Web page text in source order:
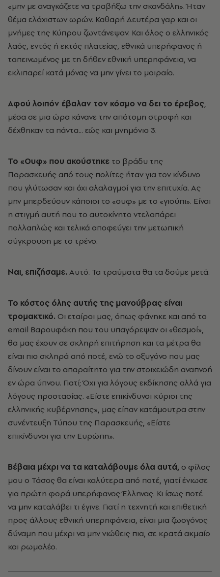
«μην με αναγκάζετε να τραβήξω την σκανδάλη». Ήταν
θέμα ελάχιστων ωρών. Καθαρή Δευτέρα γαρ και οι
μνήμες της Κύπρου ζωντάνεψαν. Και όλος ο ελληνικός
λαός, εντός ή εκτός πλατείας, εθνικά υπερήφανος ή
ταπεινωμένος με τη δήθεν εθνική υπερηφάνεια, να
εκλιπαρεί κατά μόνας να μην γίνει το μοιραίο.
Αφού λοιπόν έβαλαν τον κόσμο να δει το έρεβος,
μέσα σε μια ώρα κάνανε την απότομη στροφή και
δέχθηκαν τα πάντα... εώς και μνημόνιο 3.
Το «Ουφ» που ακούστηκε το βράδυ της
Παρασκευής από τους πολίτες ήταν για τον κίνδυνο
που γλύτωσαν και όχι αλαλαγμοί για την επιτυχία. Ας
μην μπερδεύουν κάποιοι το «ουφ» με το «γιούπι». Είναι
η στιγμή αυτή που το αυτοκίνητο ντελαπάρει
πολλαπλώς και τελικά αποφεύγει την μετωπική
σύγκρουση με το τρένο.
Ναι, επιζήσαμε. Αυτό. Τα τραύματα θα τα δούμε μετά.
Το κόστος όλης αυτής της μανούβρας είναι
τρομακτικό. Οι εταίροι μας, όπως φάνηκε και από το
email Βαρουφάκη που του υπαγόρεψαν οι «θεσμοί»,
θα μας έχουν σε σκληρή επιτήρηση και τα μέτρα θα
είναι πιο σκληρά από ποτέ, ενώ το οξυγόνο που μας
δίνουν είναι το απαραίτητο για την στοιχειώδη αναπνοή
εν ώρα ύπνου. Γιατί; Όχι για λόγους εκδίκησης αλλά για
λόγους προστασίας. «Είστε επικίνδυνοι κύριοι της
ελληνικής κυβέρνησης», μας είπαν κατάμουτρα στην
συνέντευξη Τύπου της Παρασκευής, «Είστε
επικίνδυνοι για την Ευρώπη».
Βέβαια μέχρι να τα καταλάβουμε όλα αυτά, ο φίλος
μου ο Τάσος θα είναι καλύτερα από ποτέ, γιατί ένιωσε
για πρώτη φορά υπερήφανος Έλληνας. Κι ίσως ποτέ
να μην καταλάβει τι έγινε. Γιατί η τεχνητή και επιθετική
προς άλλους εθνική υπερηφάνεια, είναι μια ζωογόνος
δύναμη που μέχρι να μην νιώθεις πια, σε κρατά ακμαίο
και ρωμαλέο.